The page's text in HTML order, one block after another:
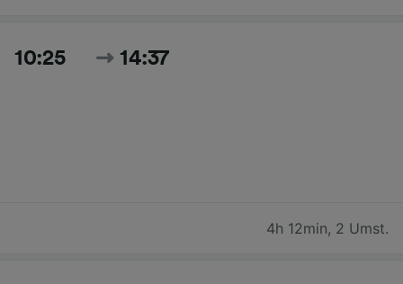
10:25 14:37
4h 12min, 2 Umst.